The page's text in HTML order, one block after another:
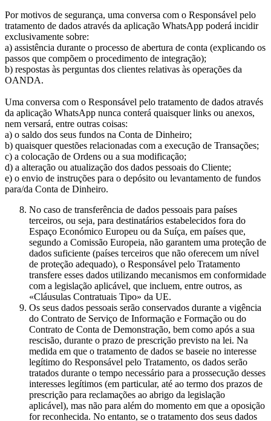
Por motivos de segurança, uma conversa com o Responsável pelo
tratamento de dados através da aplicação WhatsApp poderá incidir
exclusivamente sobre:
a) assistência durante o processo de abertura de conta (explicando os
passos que compõem o procedimento de integração);
b) respostas às perguntas dos clientes relativas às operações da
OANDA.
Uma conversa com o Responsável pelo tratamento de dados através
da aplicação WhatsApp nunca conterá quaisquer links ou anexos,
nem versará, entre outras coisas:
a) o saldo dos seus fundos na Conta de Dinheiro;
b) quaisquer questões relacionadas com a execução de Transações;
c) a colocação de Ordens ou a sua modificação;
d) a alteração ou atualização dos dados pessoais do Cliente;
e) o envio de instruções para o depósito ou levantamento de fundos
para/da Conta de Dinheiro.
No caso de transferência de dados pessoais para países
terceiros, ou seja, para destinatários estabelecidos fora do
Espaço Económico Europeu ou da Suíça, em países que,
segundo a Comissão Europeia, não garantem uma proteção de
dados suficiente (países terceiros que não oferecem um nível
de proteção adequado), o Responsável pelo Tratamento
transfere esses dados utilizando mecanismos em conformidade
com a legislação aplicável, que incluem, entre outros, as
«Cláusulas Contratuais Tipo» da UE.
Os seus dados pessoais serão conservados durante a vigência
do Contrato de Serviço de Informação e Formação ou do
Contrato de Conta de Demonstração, bem como após a sua
rescisão, durante o prazo de prescrição previsto na lei. Na
medida em que o tratamento de dados se baseie no interesse
legítimo do Responsável pelo Tratamento, os dados serão
tratados durante o tempo necessário para a prossecução desses
interesses legítimos (em particular, até ao termo dos prazos de
prescrição para reclamações ao abrigo da legislação
aplicável), mas não para além do momento em que a oposição
for reconhecida. No entanto, se o tratamento dos seus dados